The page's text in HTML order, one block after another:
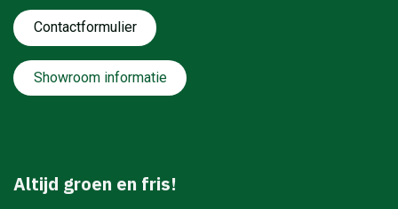
Contactformulie​​​​​​​​r
Showroom informatie
Altijd groen en fris!